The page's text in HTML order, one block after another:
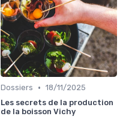
Dossiers • 18/11/2025
Les secrets de la production
de la boisson Vichy